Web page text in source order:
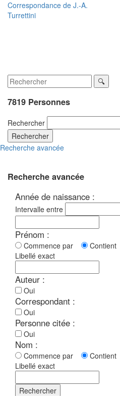
Correspondance de J.-A.
Turrettini
7819 Personnes
Rechercher
Rechercher
Recherche avancée
Recherche avancée
Année de naissance :
Intervalle entre
Prénom :
Commence par Contient
Libellé exact
Auteur :
Oui
Correspondant :
Oui
Personne citée :
Oui
Nom :
Commence par Contient
Libellé exact
Rechercher